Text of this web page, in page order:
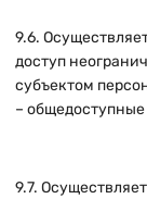
9.6.
доступ
субъектом
–
9.7.